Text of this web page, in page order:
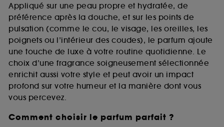
Appliqué sur une peau propre et hydratée, de
préférence après la douche, et sur les points de
pulsation (comme le cou, le visage, les oreilles, les
poignets ou l’intérieur des coudes), le parfum ajoute
une touche de luxe à votre routine quotidienne. Le
choix d’une fragrance soigneusement sélectionnée
enrichit aussi votre style et peut avoir un impact
profond sur votre humeur et la manière dont vous
vous percevez.
Comment choisir le parfum parfait ?
Cookies fonctionnels :il s’agit de cookies
permettant l’affichage et/ou la fourniture de
certaines fonctionnalités du site, tel que les
cookies d’authentification qui sont utilisés afin de
vous faire bénéficier de l’authentification
prolongée vous permettant d’accéder à votre
compte lors de votre prochaine visite sur le site
sans saisir à nouveau votre identifiant et mot de
passe.
A l'exception des cookies techniques, le dépôt et la